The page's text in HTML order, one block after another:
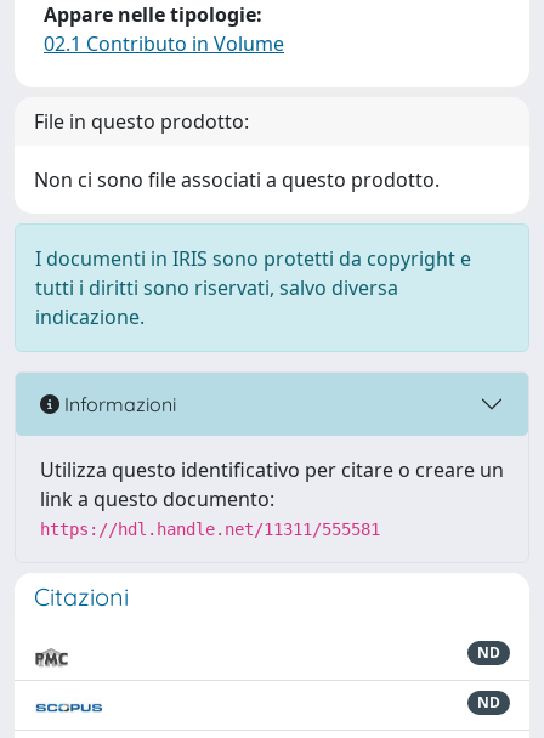
Appare nelle tipologie:
02.1 Contributo in Volume
File in questo prodotto:
Non ci sono file associati a questo prodotto.
I documenti in IRIS sono protetti da copyright e
tutti i diritti sono riservati, salvo diversa
indicazione.
Informazioni
Utilizza questo identificativo per citare o creare un
link a questo documento:
https://hdl.handle.net/11311/555581
Citazioni
ND
ND